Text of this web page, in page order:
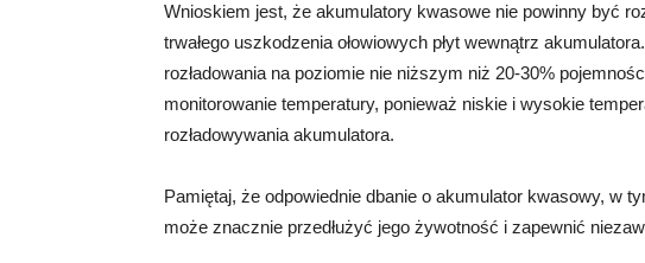
Wnioskiem jest, że akumulatory kwasowe nie powinny być
trwałego uszkodzenia ołowiowych płyt wewnątrz
rozładowania na poziomie nie niższym niż 20-30%
monitorowanie temperatury, ponieważ niskie i wysokie
rozładowywania akumulatora.
Pamiętaj, że odpowiednie dbanie o akumulator kwasowy, w
może znacznie przedłużyć jego żywotność i zapewnić